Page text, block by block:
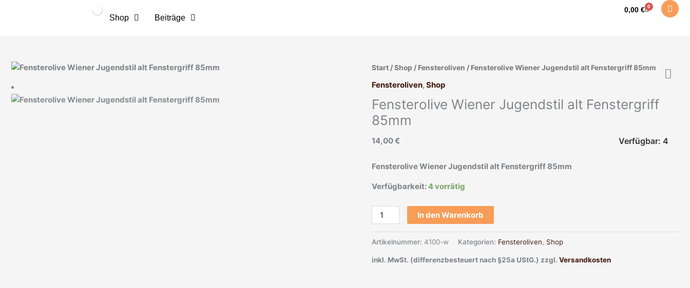
Shop Beiträge
0,00 € 0
Warenkorb
Start /Shop / Fensteroliven / Fensterolive Wiener Jugendstil alt Fenstergriff 85mm
Fensteroliven, Shop
Fensterolive Wiener Jugendstil alt Fenstergriff
85mm
14,00€ Verfügbar: 4
Fensterolive Wiener Jugendstil alt Fenstergriff 85mm
Verfügbarkeit:4 vorrätig
Fensterolive
Jugendstil
alt
Fenstergriff
85mm
Menge
In den Warenkorb
Artikelnummer: 4100-w Kategorien: Fensteroliven, Shop
inkl. MwSt. (differenzbesteuert nach §25a UStG.) zzgl. Versandkosten